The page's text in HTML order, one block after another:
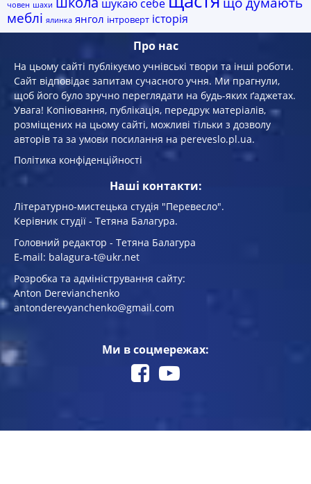
човен шахи шукаю себе
меблі ялинка янгол інтроверт історія
Про нас
На цьому сайті публікуємо учнівські твори та інші роботи.
Сайт відповідає запитам сучасного учня. Ми прагнули,
щоб його було зручно переглядати на будь-яких ґаджетах.
Увага! Копiювання, публiкацiя, передрук матеріалів,
розміщених на цьому сайті, можливі тільки з дозволу
авторів та за умови посилання на pereveslo.pl.ua.
Політика конфіденційності
Наші контакти:
Літературно-мистецька студія "Перевесло".
Керівник студії - Тетяна Балагура.
Головний редактор - Тетяна Балагура
E-mail: balagura-t@ukr.net
Розробка та адміністрування сайту:
Anton Derevianchenko
antonderevyanchenko@gmail.com
Ми в соцмережах: